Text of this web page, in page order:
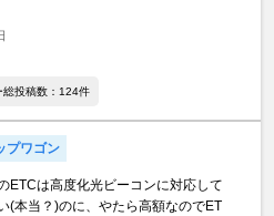
総投稿数：124件
プワゴン
ETCは高度化光ビーコンに対応して
(本当？)のに、やたら高額なのでET